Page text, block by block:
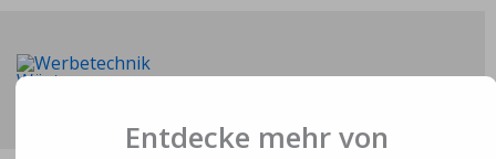
springen
Entdecke mehr von